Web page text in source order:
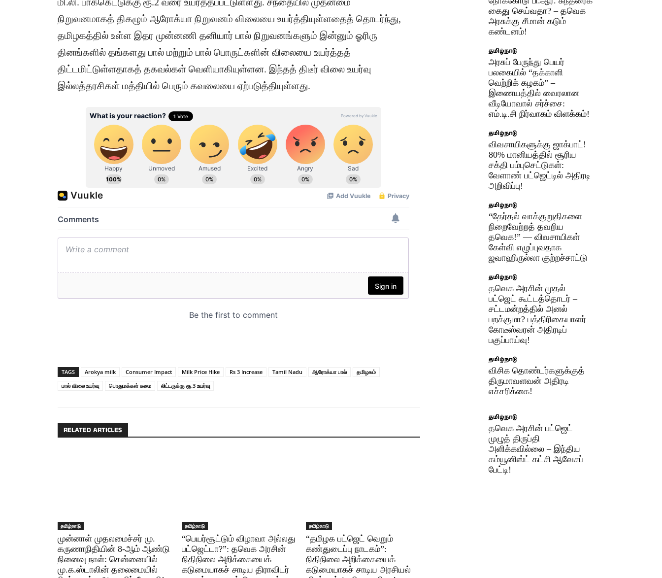
நிறுவனமாகத் திகழும் ஆரோக்யா நிறுவனம் விலையை உயர்த்தியுள்ளதைத் தொடர்ந்து,
தமிழகத்தில் உள்ள இதர முன்னணி தனியார் பால் நிறுவனங்களும் இன்னும் ஓரிரு
தினங்களில் தங்களது பால் மற்றும் பால் பொருட்களின் விலையை உயர்த்தத்
திட்டமிட்டுள்ளதாகத் தகவல்கள் வெளியாகியுள்ளன. இந்தத் திடீர் விலை உயர்வு
இல்லத்தரசிகள் மத்தியில் பெரும் கவலையை ஏற்படுத்தியுள்ளது.
TAGS Arokya milk Consumer Impact Milk Price Hike Rs 3 Increase Tamil Nadu ஆரோக்யா பால்
தமிழகம்
பால் விலை உயர்வு
பொதுமக்கள் சுமை லிட்டருக்கு ரூ.3 உயர்வு
RELATED ARTICLES
தமிழ்நாடு
முன்னாள் முதலமைச்சர் மு.
கருணாநிதியின் 8-ஆம் ஆண்டு
நினைவு நாள்: சென்னையில்
மு.க.ஸ்டாலின் தலைமையில்
தமிழ்நாடு
“பெயர்சூட்டும் விழாவா அல்லது
பட்ஜெட்டா?”: தவெக அரசின்
நிதிநிலை அறிக்கையைக்
கடுமையாகச் சாடிய திராவிடர்
தமிழ்நாடு
“தமிழக பட்ஜெட் வெறும்
கண்துடைப்பு நாடகம்”:
நிதிநிலை அறிக்கையைக்
கடுமையாகச் சாடிய அரசியல்
கைது செய்வதா? – தவெக
அரசுக்கு சீமான் கடும்
கண்டனம்!
தமிழ்நாடு
அரசுப் பேருந்து பெயர்
பலகையில் “தக்காளி
வெற்றிக் கழகம்” –
இணையத்தில் வைரலான
வீடியோவால் சர்ச்சை:
எம்.டி.சி நிர்வாகம் விளக்கம்!
தமிழ்நாடு
விவசாயிகளுக்கு ஜாக்பாட்!
80% மானியத்தில் சூரிய
சக்தி பம்புசெட்டுகள்:
வேளாண் பட்ஜெட்டில் அதிரடி
அறிவிப்பு!
தமிழ்நாடு
“தேர்தல் வாக்குறுதிகளை
நிறைவேற்றத் தவறிய
தவெக!” — விவசாயிகள்
கேள்வி எழுப்புவதாக
ஜவாஹிருல்லா குற்றச்சாட்டு
தமிழ்நாடு
தவெக அரசின் முதல்
பட்ஜெட் கூட்டத்தொடர் –
சட்டமன்றத்தில் அனல்
பறக்குமா? பத்திரிகையாளர்
கோடீஸ்வரன் அதிரடிப்
பகுப்பாய்வு!
தமிழ்நாடு
விசிக தொண்டர்களுக்குத்
திருமாவளவன் அதிரடி
எச்சரிக்கை!
தமிழ்நாடு
தவெக அரசின் பட்ஜெட்
முழுத் திருப்தி
அளிக்கவில்லை – இந்திய
கம்யூனிஸ்ட் கட்சி ஆவேசப்
பேட்டி!